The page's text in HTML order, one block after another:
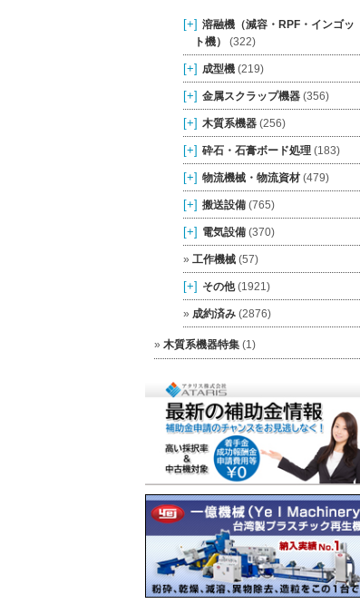
[+] 溶融機（減容・RPF・インゴッ
ト機）
(322)
[+] 成型機(219)
[+] 金属スクラップ機器(356)
[+] 木質系機器(256)
[+] 砕石・石膏ボード処理(183)
[+] 物流機械・物流資材(479)
[+] 搬送設備(765)
[+] 電気設備(370)
工作機械(57)
[+] その他(1921)
成約済み(2876)
木質系機器特集(1)